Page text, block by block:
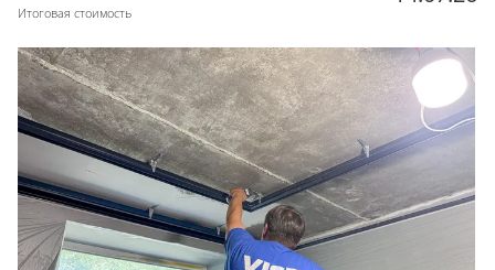
Итоговая стоимость